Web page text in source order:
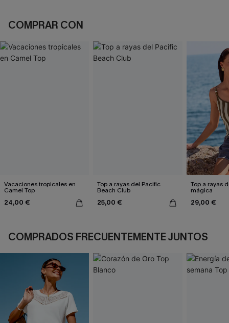
COMPRAR CON
Vacaciones tropicales en
Camel Top
24,00 €
Top a rayas del Pacific
Beach Club
25,00 €
Top a rayas
mágica
29,00 €
COMPRADOS FRECUENTEMENTE JUNTOS